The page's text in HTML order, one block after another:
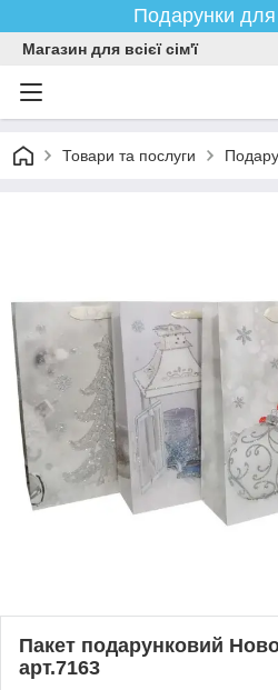
Подарунки для
Магазин для всієї сім'ї
Товари та послуги
Пакет подарунковий
арт.7163